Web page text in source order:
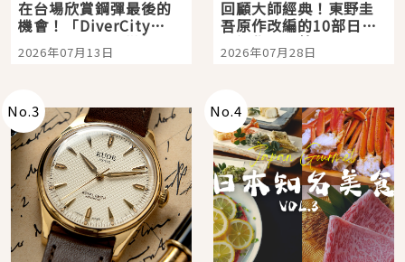
在台場欣賞鋼彈最後的
機會！「DiverCity
Tokyo Plaza」搭船、
購物、美食及夜景，一
2026年07月13日
回顧大師經典！東野圭
吾原作改編的10部日本
影視作品推薦
2026年07月28日
No.3 No.4